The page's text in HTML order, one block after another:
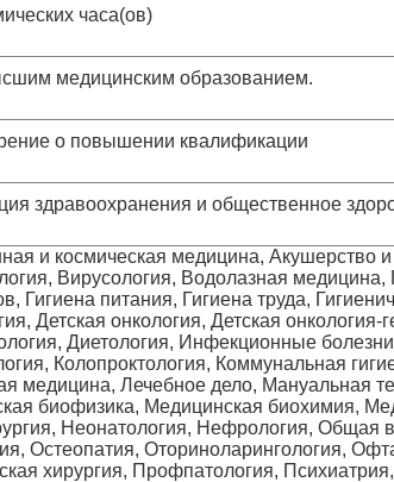
часа(ов)
медицинским образованием.
о повышении квалификации
здравоохранения и общественное
и космическая медицина, Акушерство
Вирусология, Водолазная медицина,
Гигиена питания, Гигиена труда,
Детская онкология, Детская
Диетология, Инфекционные
Колопроктология, Коммунальная
медицина, Лечебное дело, Мануальная
биофизика, Медицинская биохимия,
Неонатология, Нефрология, Общая
Остеопатия, Оториноларингология,
хирургия, Профпатология,